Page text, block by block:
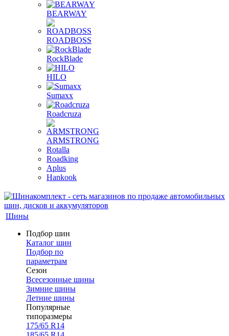
BEARWAY
ROADBOSS
RockBlade
HILO
Sumaxx
Roadcruza
ARMSTRONG
Rotalla
Roadking
Aplus
Hankook
Шины
Подбор шин
Каталог шин
Подбор по
параметрам
Сезон
Всесезонные шины
Зимние шины
Летние шины
Популярные
типоразмеры
175/65 R14